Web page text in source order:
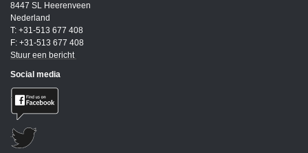
8447 SL Heerenveen
Nederland
T: +31-513 677 408
F: +31-513 677 408
Stuur een bericht
Social media